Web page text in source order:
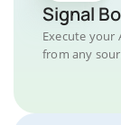
Signal
Execute your
from any